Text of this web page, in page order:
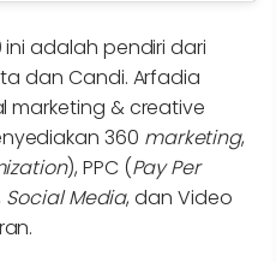
ini adalah pendiri dari
dan Candi. Arfadia
& creative
360 marketing,
), PPC (Pay Per
Social Media, dan Video